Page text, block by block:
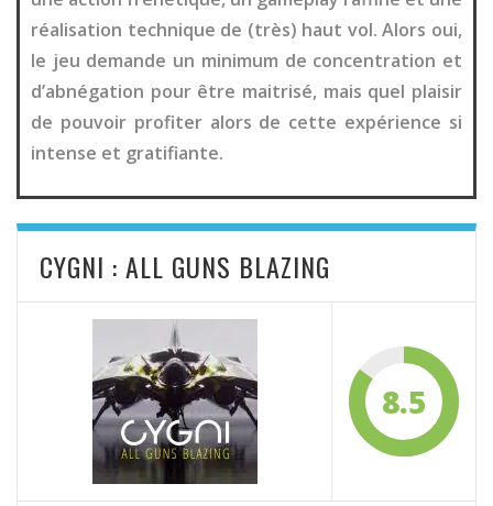
réalisation technique de (très) haut vol. Alors oui,
le jeu demande un minimum de concentration et
d’abnégation pour être maitrisé, mais quel plaisir
de pouvoir profiter alors de cette expérience si
intense et gratifiante.
CYGNI : ALL GUNS BLAZING
8.5